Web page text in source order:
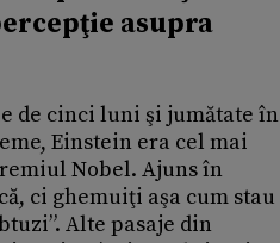
asupra
de cinci luni şi jumătate în
Einstein era cel mai
Nobel. Ajuns în
ci ghemuiţi aşa cum stau
Alte pasaje din